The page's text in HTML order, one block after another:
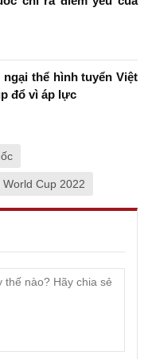
ngại thể hình tuyển Việt
đổ vì áp lực
World Cup 2022